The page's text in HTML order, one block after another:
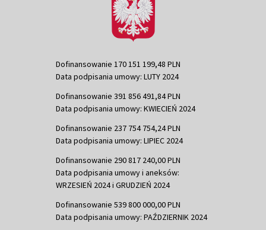
Dofinansowanie 170 151 199,48 PLN
Data podpisania umowy: LUTY 2024
Dofinansowanie 391 856 491,84 PLN
Data podpisania umowy: KWIECIEŃ 2024
Dofinansowanie 237 754 754,24 PLN
Data podpisania umowy: LIPIEC 2024
Dofinansowanie 290 817 240,00 PLN
Data podpisania umowy i aneksów:
WRZESIEŃ 2024 i GRUDZIEŃ 2024
Dofinansowanie 539 800 000,00 PLN
Data podpisania umowy: PAŹDZIERNIK 2024